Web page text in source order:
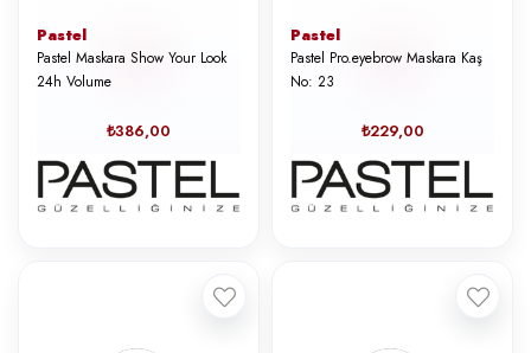
Pastel
Pastel Maskara Show Your Look
24h Volume
₺386,00
Pastel
Pastel Pro.eyebrow Maskara Kaş
No: 23
₺229,00